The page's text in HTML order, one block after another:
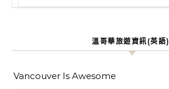
溫哥華旅遊資訊(英語)
Vancouver Is Awesome